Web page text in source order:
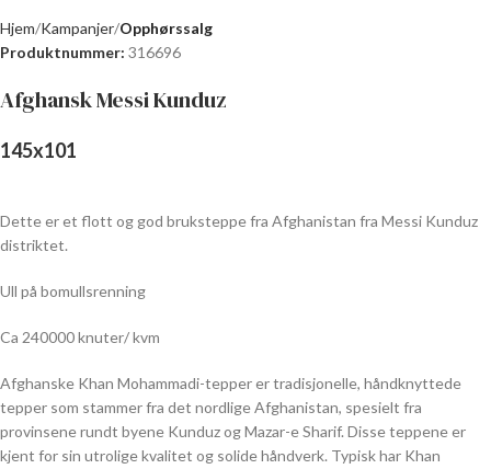
Hjem Kampanjer Opphørssalg
Produktnummer: 316696
Afghansk Messi Kunduz
145x101
Dette er et flott og god bruksteppe fra Afghanistan fra Messi Kunduz
distriktet.
Ull på bomullsrenning
Ca 240000 knuter/ kvm
Afghanske Khan Mohammadi-tepper er tradisjonelle, håndknyttede
tepper som stammer fra det nordlige Afghanistan, spesielt fra
provinsene rundt byene Kunduz og Mazar-e Sharif. Disse teppene er
kjent for sin utrolige kvalitet og solide håndverk. Typisk har Khan